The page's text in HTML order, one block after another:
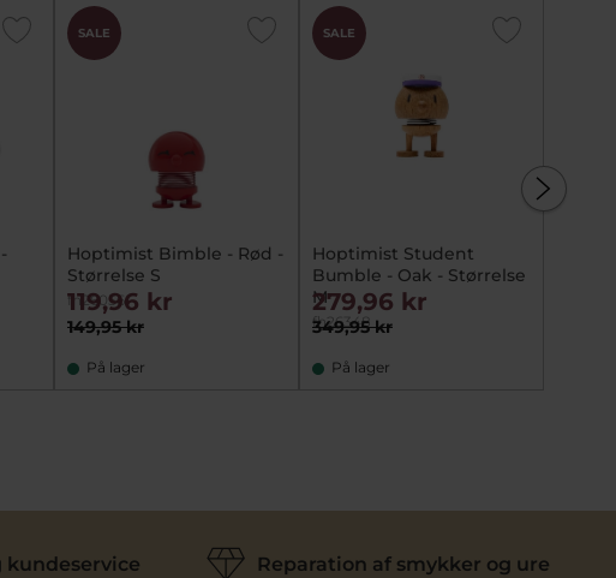
SALE
Hoptimist Bimble - Rød -
Størrelse S
fh26056
149,95 kr
119,96 kr
På lager
SALE
Hoptimist Student
Bumble - Oak - Størrelse
M
fh26348
349,95 kr
279,96 kr
På lager
kundeservice Reparation af smykker og ure